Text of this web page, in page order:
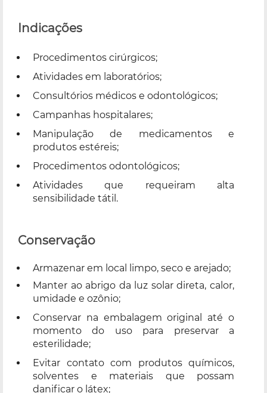
Indicações
Procedimentos cirúrgicos;
Atividades em laboratórios;
Consultórios médicos e odontológicos;
Campanhas hospitalares;
Manipulação de medicamentos e
produtos estéreis;
Procedimentos odontológicos;
Atividades que requeiram alta
sensibilidade tátil.
Conservação
Armazenar em local limpo, seco e arejado;
Manter ao abrigo da luz solar direta, calor,
umidade e ozônio;
Conservar na embalagem original até o
momento do uso para preservar a
esterilidade;
Evitar contato com produtos químicos,
solventes e materiais que possam
danificar o látex;